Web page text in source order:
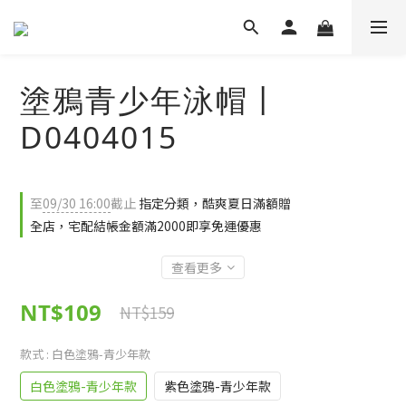
塗鴉青少年泳帽丨
D0404015
至09/30 16:00截止 指定分類，酷爽夏日滿額贈
全店，宅配結帳金額滿2000即享免運優惠
查看更多
NT$109 NT$159
款式 : 白色塗鴉-青少年款
白色塗鴉-青少年款 紫色塗鴉-青少年款